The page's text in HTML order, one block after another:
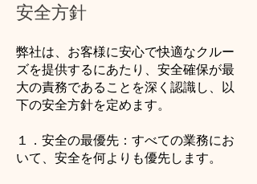
​安全方針
弊社は、お客様に安心で快適なクルー
ズを提供するにあたり、安全確保が最
大の責務であることを深く認識し、以
下の安全方針を定めます。
１．安全の最優先：すべての業務にお
いて、安全を何よりも優先します。